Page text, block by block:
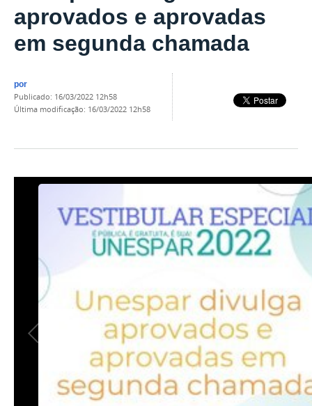
aprovados e aprovadas
em segunda chamada
por
publicado: 16/03/2022 12h58
última modificação: 16/03/2022 12h58